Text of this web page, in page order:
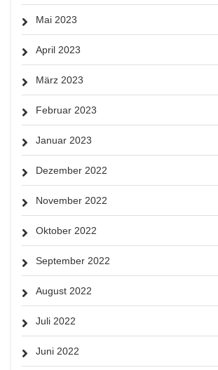
Mai 2023
April 2023
März 2023
Februar 2023
Januar 2023
Dezember 2022
November 2022
Oktober 2022
September 2022
August 2022
Juli 2022
Juni 2022